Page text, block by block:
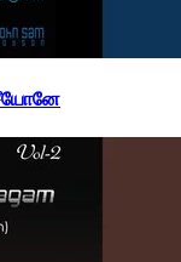
சீயோனே